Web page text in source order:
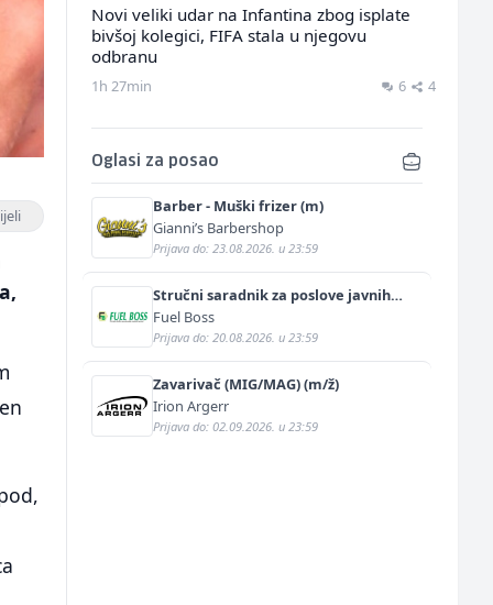
Novi veliki udar na Infantina zbog isplate
bivšoj kolegici, FIFA stala u njegovu
odbranu
1h 27min 6 4
Oglasi za posao
Barber - Muški frizer (m)
Gianni’s Barbershop
Prijava do: 23.08.2026. u 23:59
Stručni saradnik za poslove javnih
nabavki (m/ž)
Fuel Boss
Prijava do: 20.08.2026. u 23:59
Zavarivač (MIG/MAG) (m/ž)
Irion Argerr
Prijava do: 02.09.2026. u 23:59